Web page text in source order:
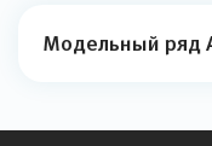
Модельный ряд